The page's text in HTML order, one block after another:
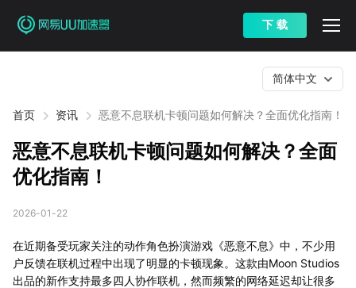
下 载
首页 资讯 恶意不息联机卡顿问题如何解决？全面优化指南！
简体中文
恶意不息联机卡顿问题如何解决？全面
优化指南！
2026-01-22
在近期备受玩家关注的动作角色扮演游戏《恶意不息》中，不少用
户反馈在联机过程中出现了明显的卡顿现象。这款由Moon Studios
出品的新作支持最多四人协作联机，然而频繁的网络延迟却让很多